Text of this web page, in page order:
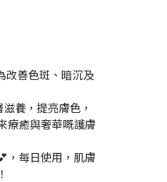
改善色斑、暗沉及
養，提亮膚色，
療癒與奢華嘅護膚
，每日使用，肌膚